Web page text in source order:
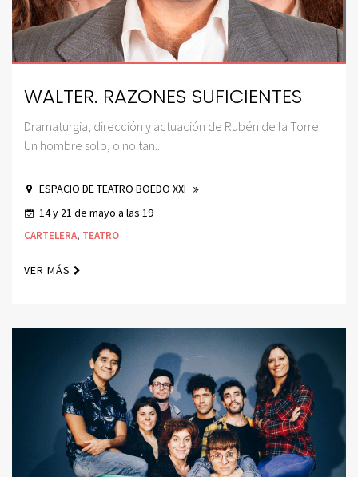
WALTER. RAZONES SUFICIENTES
Dramaturgia, dirección y actuación de Rubén de la Torre.
Un hombre solo, o no tan...
ESPACIO DE TEATRO BOEDO XXI
14 y 21 de mayo a las 19
CARTELERA, TEATRO
VER MÁS